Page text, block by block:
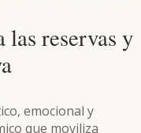
las reservas y
emocional y
que moviliza